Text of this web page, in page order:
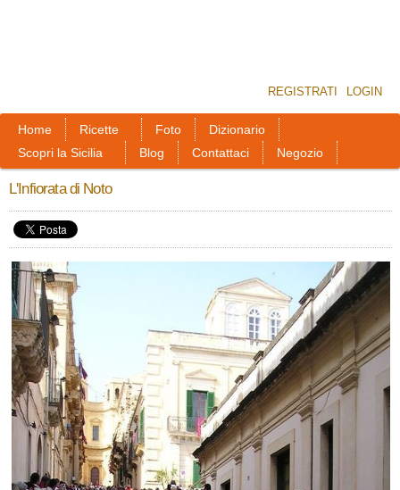
REGISTRATI LOGIN
Home Ricette Foto
Dizionario
Scopri la Sicilia
Blog Contattaci Negozio
L'Infiorata di Noto